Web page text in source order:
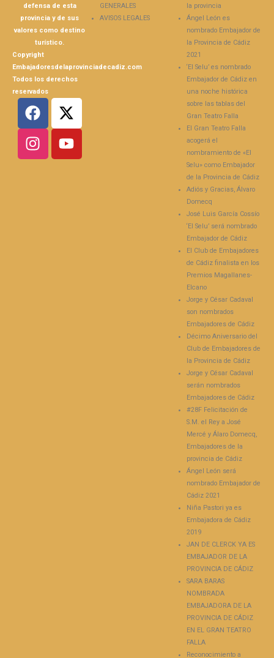
defensa de esta
provincia y de sus
valores como destino
turístico.
Copyright
Embajadoresdelaprovinciadecadiz.com
Todos los derechos
reservados
GENERALES
AVISOS LEGALES
la provincia
Ángel León es
nombrado Embajador de
la Provincia de Cádiz
2021
‘El Selu’ es nombrado
Embajador de Cádiz en
una noche histórica
sobre las tablas del
Gran Teatro Falla
El Gran Teatro Falla
acogerá el
nombramiento de «El
Selu» como Embajador
de la Provincia de Cádiz
Adiós y Gracias, Álvaro
Domecq
José Luis García Cossío
‘El Selu’ será nombrado
Embajador de Cádiz
El Club de Embajadores
de Cádiz finalista en los
Premios Magallanes-
Elcano
Jorge y César Cadaval
son nombrados
Embajadores de Cádiz
Décimo Aniversario del
Club de Embajadores de
la Provincia de Cádiz
Jorge y César Cadaval
serán nombrados
Embajadores de Cádiz
#28F Felicitación de
S.M. el Rey a José
Mercé y Álaro Domecq,
Embajadores de la
provincia de Cádiz
Ángel León será
nombrado Embajador de
Cádiz 2021
Niña Pastori ya es
Embajadora de Cádiz
2019
JAN DE CLERCK YA ES
EMBAJADOR DE LA
PROVINCIA DE CÁDIZ
SARA BARAS
NOMBRADA
EMBAJADORA DE LA
PROVINCIA DE CÁDIZ
EN EL GRAN TEATRO
FALLA
Reconocimiento a